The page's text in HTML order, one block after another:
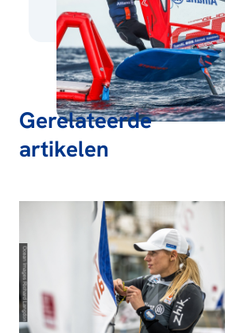
Gerelateerde
artikelen